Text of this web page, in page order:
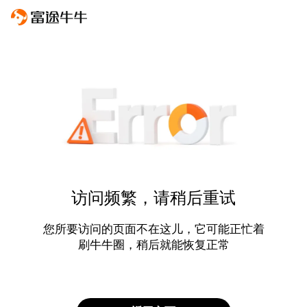
访问频繁，请稍后重试
您所要访问的页面不在这儿，它可能正忙着
刷牛牛圈，稍后就能恢复正常